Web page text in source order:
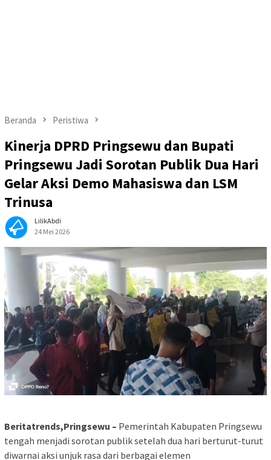
Beranda Peristiwa
Kinerja DPRD Pringsewu dan Bupati
Pringsewu Jadi Sorotan Publik Dua Hari
Gelar Aksi Demo Mahasiswa dan LSM
Trinusa
LilikAbdi
24 Mei 2026
Beritatrends,Pringsewu – Pemerintah Kabupaten Pringsewu
tengah menjadi sorotan publik setelah dua hari berturut-turut
diwarnai aksi unjuk rasa dari berbagai elemen